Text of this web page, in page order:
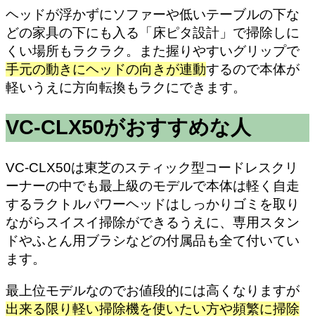
ヘッドが浮かずにソファーや低いテーブルの下な
どの家具の下にも入る「床ピタ設計」で掃除しに
くい場所もラクラク。また握りやすいグリップで
手元の動きにヘッドの向きが連動するので本体が
軽いうえに方向転換もラクにできます。
VC-CLX50がおすすめな人
VC-CLX50は東芝のスティック型コードレスクリ
ーナーの中でも最上級のモデルで本体は軽く自走
するラクトルパワーヘッドはしっかりゴミを取り
ながらスイスイ掃除ができるうえに、専用スタン
ドやふとん用ブラシなどの付属品も全て付いてい
ます。
最上位モデルなのでお値段的には高くなりますが
出来る限り軽い掃除機を使いたい方や頻繁に掃除